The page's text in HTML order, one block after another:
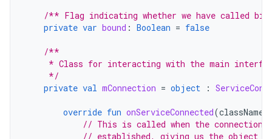
/** Flag indicating whether we have called
private var bound : Boolean = false
/**
* Class for interacting with the main
     */
private val mConnection = object :
override fun onServiceConnected(className
// This is called when the connection
// established, giving us the object